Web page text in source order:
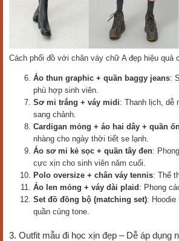
Cách phối đồ với chân váy chữ A đẹp hiệu quả
Áo thun graphic + quần baggy jeans:
phù hợp sinh viên.
Sơ mi trắng + váy midi: Thanh lịch, dễ
sang chảnh.
Cardigan mỏng + áo hai dây + quần
nhàng cho ngày thời tiết se lạnh.
Áo sơ mi kẻ sọc + quần tây đen:
cực xịn cho sinh viên năm cuối.
Polo oversize + chân váy tennis: Thể
Áo len mỏng + váy dài plaid : Phong
Set đồ đồng bộ (matching set):
quần cùng tone.
3. Outfit mẫu đi học xịn đẹp – Dễ áp dụng